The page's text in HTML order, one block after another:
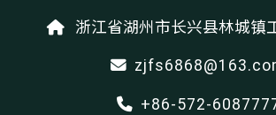
浙江省湖州市长兴县林城镇
+86-572-